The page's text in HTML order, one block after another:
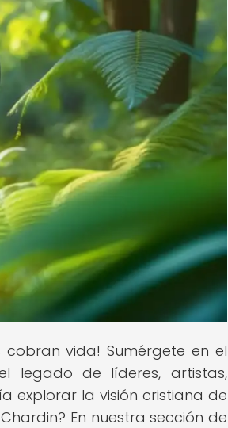
vida! Sumérgete en el
legado de líderes, artistas,
explorar la visión cristiana de
En nuestra sección de